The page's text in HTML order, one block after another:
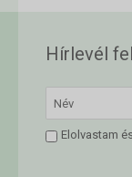
Hírlevél
Elolvastam